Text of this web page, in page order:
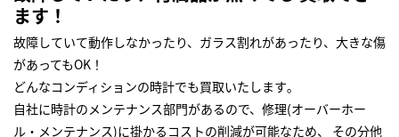
ます！
故障していて動作しなかったり、ガラス割れがあったり、大きな傷
があってもOK！
どんなコンディションの時計でも買取いたします｡
自社に時計のメンテナンス部門があるので、修理(オーバーホー
ル・メンテナンス)に掛かるコストの削減が可能なため、 その分他